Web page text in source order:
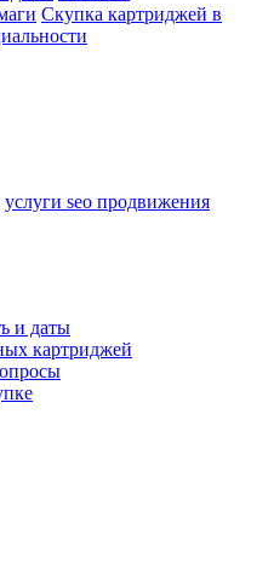
Скупка картриджей в
услуги seo продвижения
и даты
картриджей